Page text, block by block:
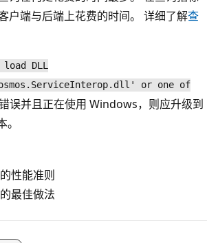
户端与后端上花费的时间。 详细了解查
DLL
or one of
误并且正在使用 Windows，则应升级到
的性能准则
的最佳做法